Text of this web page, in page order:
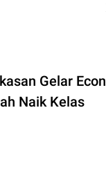
Gelar
Naik Kelas